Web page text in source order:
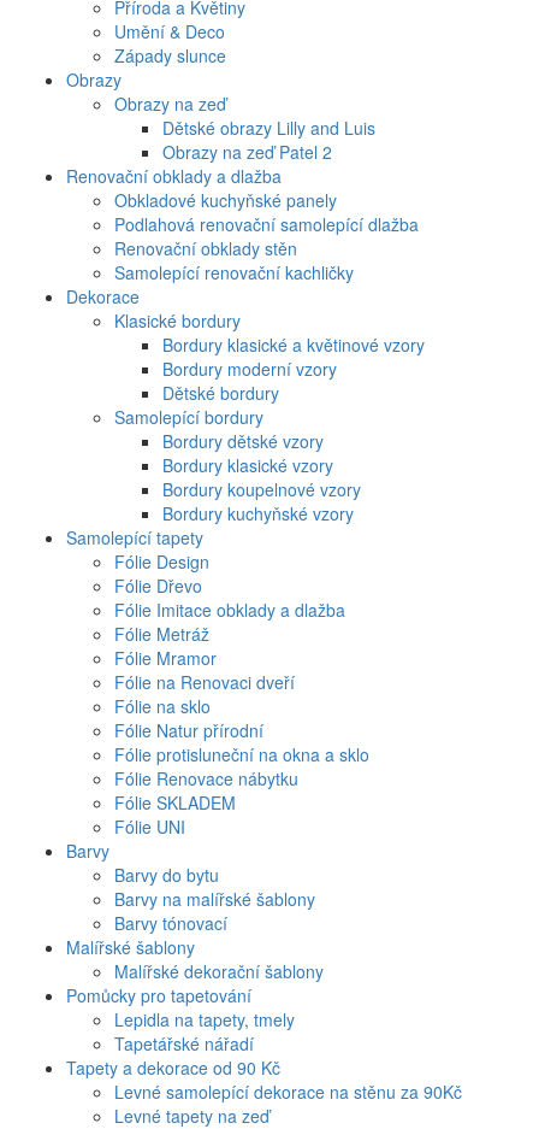
Příroda a Květiny
Umění & Deco
Západy slunce
Obrazy
Obrazy na zeď
Dětské obrazy Lilly and Luis
Obrazy na zeď Patel 2
Renovační obklady a dlažba
Obkladové kuchyňské panely
Podlahová renovační samolepící dlažba
Renovační obklady stěn
Samolepící renovační kachličky
Dekorace
Klasické bordury
Bordury klasické a květinové vzory
Bordury moderní vzory
Dětské bordury
Samolepící bordury
Bordury dětské vzory
Bordury klasické vzory
Bordury koupelnové vzory
Bordury kuchyňské vzory
Samolepící tapety
Fólie Design
Fólie Dřevo
Fólie Imitace obklady a dlažba
Fólie Metráž
Fólie Mramor
Fólie na Renovaci dveří
Fólie na sklo
Fólie Natur přírodní
Fólie protisluneční na okna a sklo
Fólie Renovace nábytku
Fólie SKLADEM
Fólie UNI
Barvy
Barvy do bytu
Barvy na malířské šablony
Barvy tónovací
Malířské šablony
Malířské dekorační šablony
Pomůcky pro tapetování
Lepidla na tapety, tmely
Tapetářské nářadí
Tapety a dekorace od 90 Kč
Levné samolepící dekorace na stěnu za 90Kč
Levné tapety na zeď